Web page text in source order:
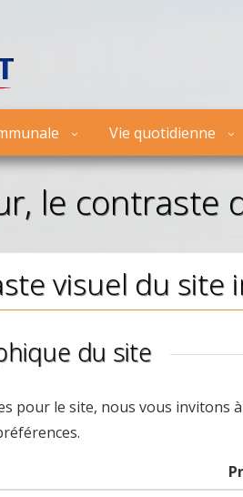
le contraste
visuel du site
du site
pour le site, nous vous invitons
Vie quotidienne